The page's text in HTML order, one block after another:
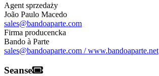
Agent sprzedaży
João Paulo Macedo
sales@bandoaparte.com
Firma producencka
Bando à Parte
sales@bandoaparte.com / www.bandoaparte.net
Seanse